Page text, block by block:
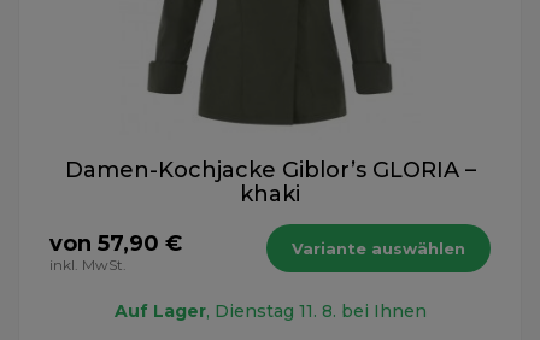
Damen-Kochjacke Giblor’s GLORIA –
khaki
von 57,90 €
inkl. MwSt.
Variante auswählen
Auf Lager, Dienstag 11. 8. bei Ihnen